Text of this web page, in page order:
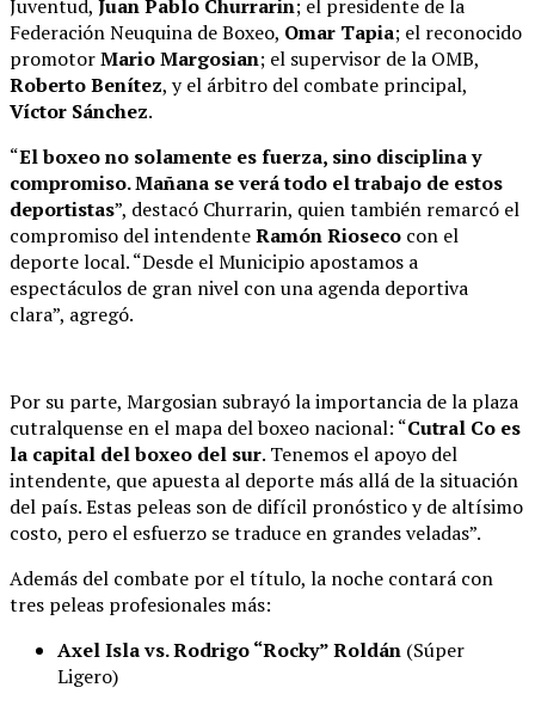
Juventud, Juan Pablo Churrarin; el presidente de la
Federación Neuquina de Boxeo, Omar Tapia; el reconocido
promotorMario Margosian; el supervisor de la OMB,
Roberto Benítez, y el árbitro del combate principal,
Víctor Sánchez.
“El boxeo no solamente es fuerza, sino disciplina y
compromiso. Mañana se verá todo el trabajo de estos
deportistas”, destacó Churrarin, quien también remarcó el
compromiso del intendenteRamón Rioseco con el
deporte local. “Desde el Municipio apostamos a
espectáculos de gran nivel con una agenda deportiva
clara”, agregó.
Por su parte, Margosian subrayó la importancia de la plaza
cutralquense en el mapa del boxeo nacional: “Cutral Co es
la capital del boxeo del sur. Tenemos el apoyo del
intendente, que apuesta al deporte más allá de la situación
del país. Estas peleas son de difícil pronóstico y de altísimo
costo, pero el esfuerzo se traduce en grandes veladas”.
Además del combate por el título, la noche contará con
tres peleas profesionales más:
Axel Isla vs. Rodrigo “Rocky” Roldán (Súper
Ligero)